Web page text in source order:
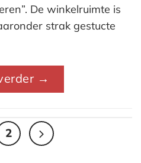
De winkelruimte is
strak gestucte
→
2